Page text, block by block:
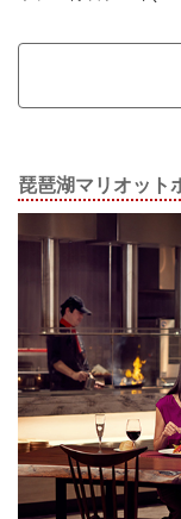
琵琶湖マリオット